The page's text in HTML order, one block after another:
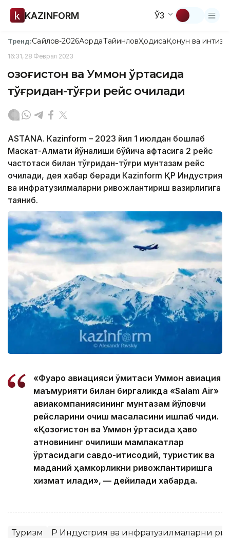
KAZINFORM ЎЗ
Тренд:Сайлов-2026АқордаТайинловҲодисаҚонун ва
16:31, 28 Феврал 2023
Қозоғистон ва Уммон ўртасида
тўғридан-тўғри рейс очилади
ASTANA. Кazinform – 2023 йил 1 июлдан бошлаб
Маскат-Алмати йўналиши бўйича ҳафтасига 2 рейс
частотаси билан тўғридан-тўғри мунтазам рейс
очилади, дея хабар беради Кazinform ҚР Индустрия
ва инфратузилмаларни ривожлантириш вазирлигига
таяниб.
«Фуқаро авиацияси қўмитаси Уммон авиация
маъмурияти билан биргаликда «Salam Air»
авиакомпаниясининг мунтазам йўловчи
рейсларини очиш масаласини ишлаб чиқди.
«Қозоғистон ва Уммон ўртасида ҳаво
қатновининг очилиши мамлакатлар
ўртасидаги савдо-иқтисодий, туристик ва
маданий ҳамкорликни ривожлантиришга
хизмат қилади», — дейилади хабарда.
Туризм ҚР Индустрия ва инфратузилмаларни